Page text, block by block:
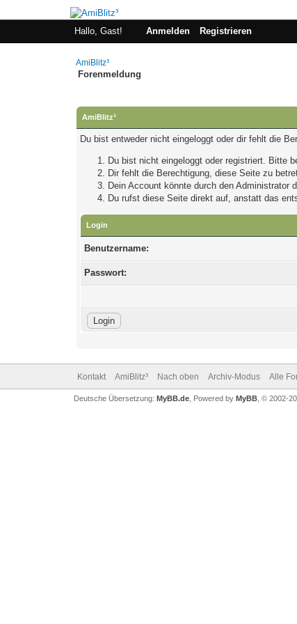
Hallo, Gast!
Anmelden Registrieren
AmiBlitz³
Forenmeldung
AmiBlitz³
Du bist entweder nicht eingeloggt oder dir fehlt die
Du bist nicht eingeloggt oder registriert. Bitte
Dir fehlt die Berechtigung, diese Seite zu
Dein Account könnte durch den Administrator
Du rufst diese Seite direkt auf, anstatt das
Login
Benutzername:
Passwort:
Kontakt AmiBlitz³ Nach oben Archiv-Modus Alle
Deutsche Übersetzung: MyBB.de, Powered by MyBB, © 2002-